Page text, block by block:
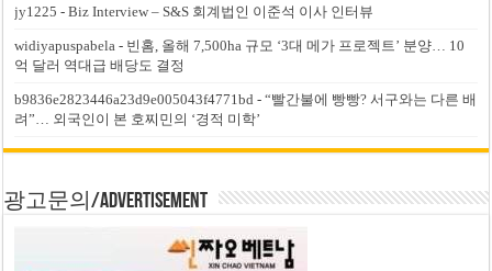
jy1225 -Biz Interview – S&S 회계법인 이준석 이사 인터뷰
widiyapuspabela - 빈홈, 올해 7,500ha 규모 ‘3대 메가 프로젝트’ 분양… 10
억 달러 역대급 배당도 결정
b9836e2823446a23d9e005043f4771bd -“빨간불에 빵빵? 서구와는 다른 배
려”… 외국인이 본 호찌민의 ‘경적 미학’
광고문의/Advertisement